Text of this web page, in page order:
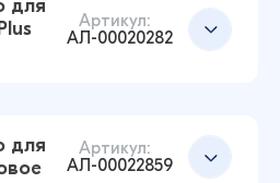
для
Артикул:
АЛ-00020282
для
Артикул:
АЛ-00022859